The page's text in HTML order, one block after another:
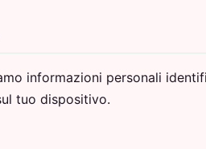
informazioni personali
tuo dispositivo.